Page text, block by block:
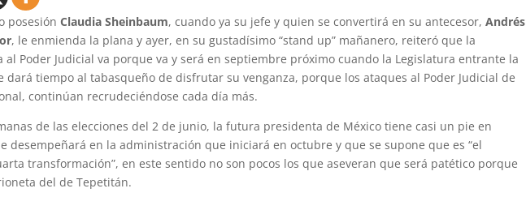
posesiónClaudia Sheinbaum, cuando ya su jefe y quien se convertirá en su antecesor,Andrés
, le enmienda la plana y ayer, en su gustadísimo “stand up” mañanero, reiteró que la
Poder Judicial va porque va y será en septiembre próximo cuando la Legislatura entrante la
dará tiempo al tabasqueño de disfrutar su venganza, porque los ataques al Poder Judicial de
continúan recrudeciéndose cada día más.
de las elecciones del 2 de junio, la futura presidenta de México tiene casi un pie en
desempeñará en la administración que iniciará en octubre y que se supone que es “el
transformación”, en este sentido no son pocos los que aseveran que será patético porque
del de Tepetitán.